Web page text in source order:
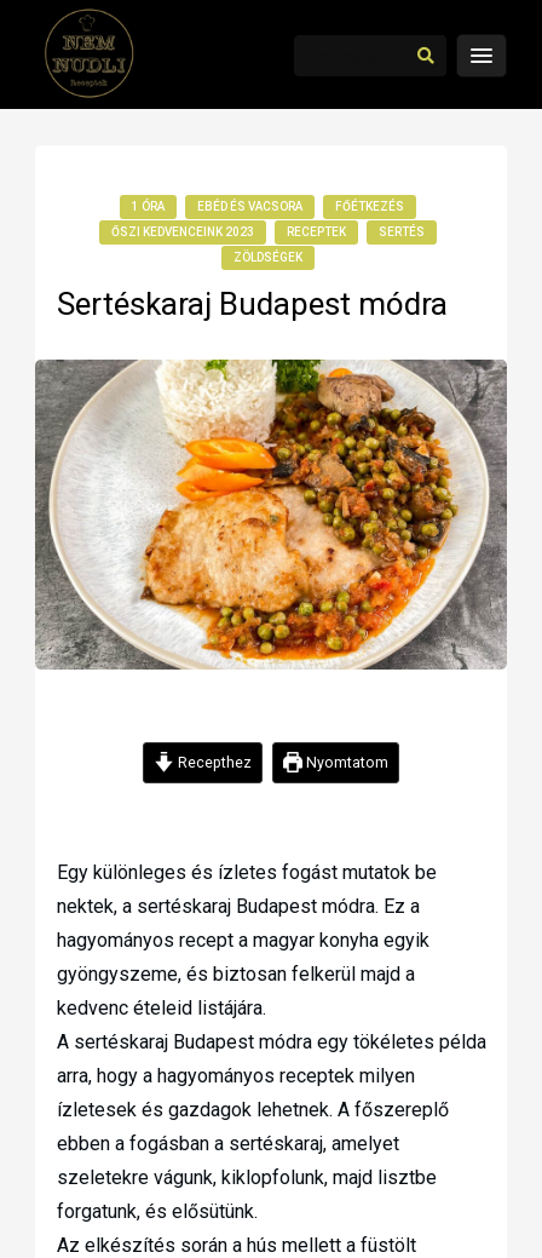
1 ÓRA EBÉD ÉS VACSORA
FŐÉTKEZÉS
ŐSZI KEDVENCEINK 2023
RECEPTEK
SERTÉS
ZÖLDSÉGEK
Sertéskaraj Budapest módra
Recepthez Nyomtatom
Egy különleges és ízletes fogást mutatok be
nektek, a sertéskaraj Budapest módra. Ez a
hagyományos recept a magyar konyha egyik
gyöngyszeme, és biztosan felkerül majd a
kedvenc ételeid listájára.
A sertéskaraj Budapest módra egy tökéletes példa
arra, hogy a hagyományos receptek milyen
ízletesek és gazdagok lehetnek. A főszereplő
ebben a fogásban a sertéskaraj, amelyet
szeletekre vágunk, kiklopfolunk, majd lisztbe
forgatunk, és elősütünk.
Az elkészítés során a hús mellett a füstölt